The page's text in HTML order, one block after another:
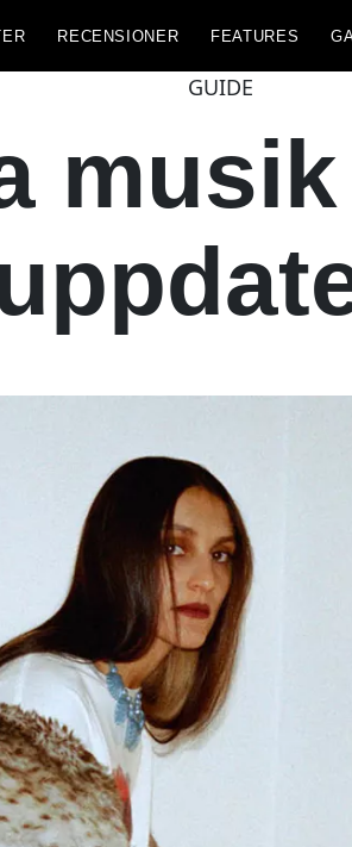
RECENSIONER FEATURES
GUIDE